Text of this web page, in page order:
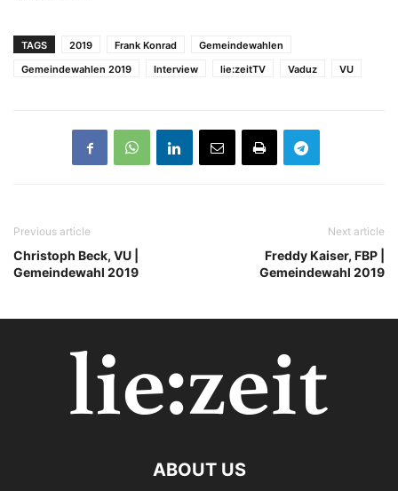
TAGS 2019 Frank Konrad
Gemeindewahlen
Gemeindewahlen 2019
Interview lie:zeitTV Vaduz VU
Previous article
Christoph Beck, VU |
Gemeindewahl 2019
Next article
Freddy Kaiser, FBP |
Gemeindewahl 2019
ABOUT US